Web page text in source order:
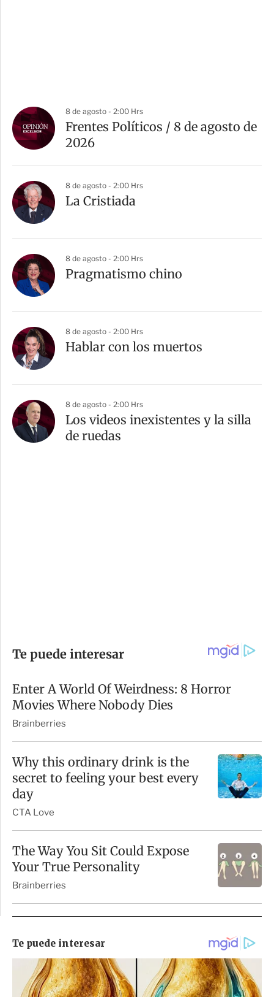
8 de agosto - 2:00 Hrs
Frentes Políticos / 8 de agosto de
2026
8 de agosto - 2:00 Hrs
La Cristiada
8 de agosto - 2:00 Hrs
Pragmatismo chino
8 de agosto - 2:00 Hrs
Hablar con los muertos
8 de agosto - 2:00 Hrs
Los videos inexistentes y la silla
de ruedas